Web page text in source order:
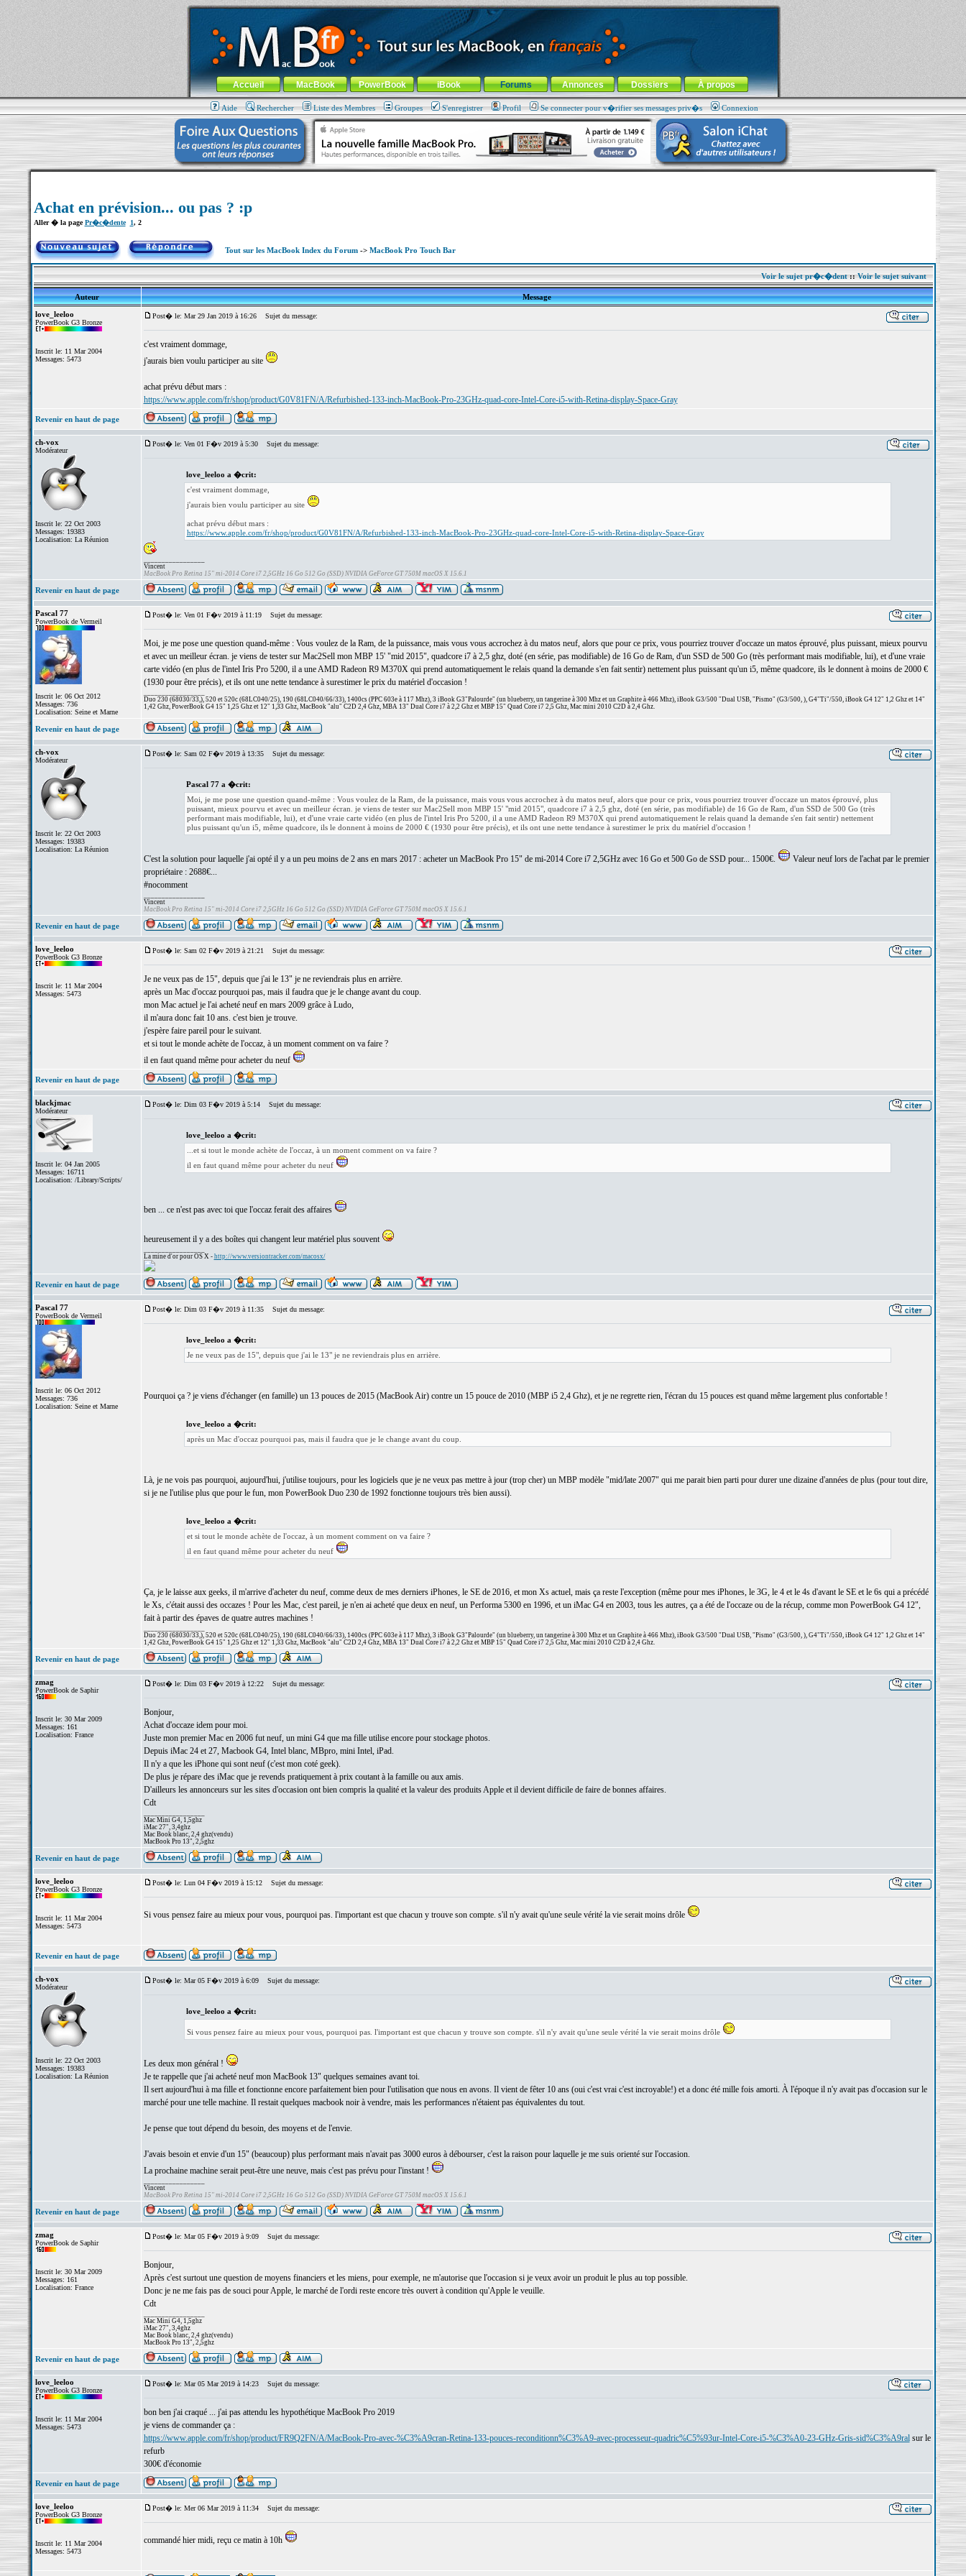
MacBook-fr.com : 100% Apple... 100% nomade !
Aller au contenu-Aller au menu général-Aller au menu de la rubrique
Menu général
Accueil MacBook PowerBook iBook Forums Annonces Dossiers À propos
Aide Rechercher Liste des Membres Groupes S'enregistrer Profil Se connecter pour v�rifier ses messages priv�s Connexion
Achat en prévision... ou pas ? :p
Aller � la pagePr�c�dente 1, 2
Tout sur les MacBook Index du Forum-> MacBook Pro Touch Bar
Voir le sujet pr�c�dent::Voir le sujet suivant
Auteur
Message
love_leeloo
PowerBook G3 Bronze
Inscrit le: 11 Mar 2004
Messages: 5473
Post� le: Mar 29 Jan 2019 à 16:26 Sujet du message:
c'est vraiment dommage,
j'aurais bien voulu participer au site
achat prévu début mars :
https://www.apple.com/fr/shop/product/G0V81FN/A/Refurbished-133-inch-MacBook-Pro-23GHz-quad-core-Intel-Core-i5-with-Retina-display-Space-Gray
Revenir en haut de page
ch-vox
Modérateur
Inscrit le: 22 Oct 2003
Messages: 19383
Localisation: La Réunion
Post� le: Ven 01 F�v 2019 à 5:30 Sujet du message:
love_leeloo a �crit:
c'est vraiment dommage,
j'aurais bien voulu participer au site
achat prévu début mars :
https://www.apple.com/fr/shop/product/G0V81FN/A/Refurbished-133-inch-MacBook-Pro-23GHz-quad-core-Intel-Core-i5-with-Retina-display-Space-Gray
Vincent
MacBook Pro Retina 15" mi-2014 Core i7 2,5GHz 16 Go 512 Go (SSD) NVIDIA GeForce GT 750M macOS X 15.6.1
Revenir en haut de page
Pascal 77
PowerBook de Vermeil
Inscrit le: 06 Oct 2012
Messages: 736
Localisation: Seine et Marne
Post� le: Ven 01 F�v 2019 à 11:19 Sujet du message:
Moi, je me pose une question quand-même : Vous voulez de la Ram, de la puissance, mais vous vous accrochez à du matos neuf, alors que pour ce prix, vous pourriez trouver d'occaze un matos éprouvé, plus puissant, mieux pourvu
et avec un meilleur écran. je viens de tester sur Mac2Sell mon MBP 15' "mid 2015", quadcore i7 à 2,5 ghz, doté (en série, pas modifiable) de 16 Go de Ram, d'un SSD de 500 Go (très performant mais modifiable, lui), et d'une vraie
carte vidéo (en plus de l'intel Iris Pro 5200, il a une AMD Radeon R9 M370X qui prend automatiquement le relais quand la demande s'en fait sentir) nettement plus puissant qu'un i5, même quadcore, ils le donnent à moins de 2000 €
(1930 pour être précis), et ils ont une nette tendance à surestimer le prix du matériel d'occasion !
Duo 230 (68030/33,), 520 et 520c (68LC040/25), 190 (68LC040/66/33), 1400cs (PPC 603e à 117 Mhz), 3 iBook G3"Palourde" (un blueberry, un tangerine à 300 Mhz et un Graphite à 466 Mhz), iBook G3/500 "Dual USB, "Pismo" (G3/500, ), G4"Ti"/550, iBook G4 12" 1,2 Ghz et 14"
1,42 Ghz, PowerBook G4 15" 1,25 Ghz et 12" 1,33 Ghz, MacBook "alu" C2D 2,4 Ghz, MBA 13" Dual Core i7 à 2,2 Ghz et MBP 15" Quad Core i7 2,5 Ghz, Mac mini 2010 C2D à 2,4 Ghz.
Revenir en haut de page
ch-vox
Modérateur
Inscrit le: 22 Oct 2003
Messages: 19383
Localisation: La Réunion
Post� le: Sam 02 F�v 2019 à 13:35 Sujet du message:
Pascal 77 a �crit:
Moi, je me pose une question quand-même : Vous voulez de la Ram, de la puissance, mais vous vous accrochez à du matos neuf, alors que pour ce prix, vous pourriez trouver d'occaze un matos éprouvé, plus
puissant, mieux pourvu et avec un meilleur écran. je viens de tester sur Mac2Sell mon MBP 15' "mid 2015", quadcore i7 à 2,5 ghz, doté (en série, pas modifiable) de 16 Go de Ram, d'un SSD de 500 Go (très
performant mais modifiable, lui), et d'une vraie carte vidéo (en plus de l'intel Iris Pro 5200, il a une AMD Radeon R9 M370X qui prend automatiquement le relais quand la demande s'en fait sentir) nettement
plus puissant qu'un i5, même quadcore, ils le donnent à moins de 2000 € (1930 pour être précis), et ils ont une nette tendance à surestimer le prix du matériel d'occasion !
C'est la solution pour laquelle j'ai opté il y a un peu moins de 2 ans en mars 2017 : acheter un MacBook Pro 15" de mi-2014 Core i7 2,5GHz avec 16 Go et 500 Go de SSD pour... 1500€.
Valeur neuf lors de l'achat par le premier
propriétaire : 2688€...
#nocomment
Vincent
MacBook Pro Retina 15" mi-2014 Core i7 2,5GHz 16 Go 512 Go (SSD) NVIDIA GeForce GT 750M macOS X 15.6.1
Revenir en haut de page
love_leeloo
PowerBook G3 Bronze
Inscrit le: 11 Mar 2004
Messages: 5473
Post� le: Sam 02 F�v 2019 à 21:21 Sujet du message:
Je ne veux pas de 15", depuis que j'ai le 13" je ne reviendrais plus en arrière.
après un Mac d'occaz pourquoi pas, mais il faudra que je le change avant du coup.
mon Mac actuel je l'ai acheté neuf en mars 2009 grâce à Ludo,
il m'aura donc fait 10 ans. c'est bien je trouve.
j'espère faire pareil pour le suivant.
et si tout le monde achète de l'occaz, à un moment comment on va faire ?
il en faut quand même pour acheter du neuf
Revenir en haut de page
blackjmac
Modérateur
Inscrit le: 04 Jan 2005
Messages: 16711
Localisation: /Library/Scripts/
Post� le: Dim 03 F�v 2019 à 5:14 Sujet du message:
love_leeloo a �crit:
...et si tout le monde achète de l'occaz, à un moment comment on va faire ?
il en faut quand même pour acheter du neuf
ben ... ce n'est pas avec toi que l'occaz ferait des affaires
heureusement il y a des boîtes qui changent leur matériel plus souvent
La mine d'or pour OS X - http://www.versiontracker.com/macosx/
Revenir en haut de page
Pascal 77
PowerBook de Vermeil
Inscrit le: 06 Oct 2012
Messages: 736
Localisation: Seine et Marne
Post� le: Dim 03 F�v 2019 à 11:35 Sujet du message:
love_leeloo a �crit:
Je ne veux pas de 15", depuis que j'ai le 13" je ne reviendrais plus en arrière.
Pourquoi ça ? je viens d'échanger (en famille) un 13 pouces de 2015 (MacBook Air) contre un 15 pouce de 2010 (MBP i5 2,4 Ghz), et je ne regrette rien, l'écran du 15 pouces est quand même largement plus confortable !
love_leeloo a �crit:
après un Mac d'occaz pourquoi pas, mais il faudra que je le change avant du coup.
Là, je ne vois pas pourquoi, aujourd'hui, j'utilise toujours, pour les logiciels que je ne veux pas mettre à jour (trop cher) un MBP modèle "mid/late 2007" qui me parait bien parti pour durer une dizaine d'années de plus (pour tout dire,
si je ne l'utilise plus que pour le fun, mon PowerBook Duo 230 de 1992 fonctionne toujours très bien aussi).
love_leeloo a �crit:
et si tout le monde achète de l'occaz, à un moment comment on va faire ?
il en faut quand même pour acheter du neuf
Ça, je le laisse aux geeks, il m'arrive d'acheter du neuf, comme deux de mes derniers iPhones, le SE de 2016, et mon Xs actuel, mais ça reste l'exception (même pour mes iPhones, le 3G, le 4 et le 4s d'avant le SE et le 6s qui a précédé
le Xs, c'était aussi des occazes ! Pour les Mac, c'est pareil, je n'en ai acheté que deux en neuf, un Performa 5300 en 1996, et un iMac G4 en 2003, tous les autres, ça a été de l'occaze ou de la récup, comme mon PowerBook G4 12",
fait à partir des épaves de quatre autres machines !
Duo 230 (68030/33,), 520 et 520c (68LC040/25), 190 (68LC040/66/33), 1400cs (PPC 603e à 117 Mhz), 3 iBook G3"Palourde" (un blueberry, un tangerine à 300 Mhz et un Graphite à 466 Mhz), iBook G3/500 "Dual USB, "Pismo" (G3/500, ), G4"Ti"/550, iBook G4 12" 1,2 Ghz et 14"
1,42 Ghz, PowerBook G4 15" 1,25 Ghz et 12" 1,33 Ghz, MacBook "alu" C2D 2,4 Ghz, MBA 13" Dual Core i7 à 2,2 Ghz et MBP 15" Quad Core i7 2,5 Ghz, Mac mini 2010 C2D à 2,4 Ghz.
Revenir en haut de page
zmag
PowerBook de Saphir
Inscrit le: 30 Mar 2009
Messages: 161
Localisation: France
Post� le: Dim 03 F�v 2019 à 12:22 Sujet du message:
Bonjour,
Achat d'occaze idem pour moi.
Juste mon premier Mac en 2006 fut neuf, un mini G4 que ma fille utilise encore pour stockage photos.
Depuis iMac 24 et 27, Macbook G4, Intel blanc, MBpro, mini Intel, iPad.
Il n'y a que les iPhone qui sont neuf (c'est mon coté geek).
De plus je répare des iMac que je revends pratiquement à prix coutant à la famille ou aux amis.
D'ailleurs les annonceurs sur les sites d'occasion ont bien compris la qualité et la valeur des produits Apple et il devient difficile de faire de bonnes affaires.
Cdt
Mac Mini G4, 1,5ghz
iMac 27", 3,4ghz
Mac Book blanc, 2,4 ghz(vendu)
MacBook Pro 13", 2,5ghz
Revenir en haut de page
love_leeloo
PowerBook G3 Bronze
Inscrit le: 11 Mar 2004
Messages: 5473
Post� le: Lun 04 F�v 2019 à 15:12 Sujet du message:
Si vous pensez faire au mieux pour vous, pourquoi pas. l'important est que chacun y trouve son compte. s'il n'y avait qu'une seule vérité la vie serait moins drôle
Revenir en haut de page
ch-vox
Modérateur
Inscrit le: 22 Oct 2003
Messages: 19383
Localisation: La Réunion
Post� le: Mar 05 F�v 2019 à 6:09 Sujet du message:
love_leeloo a �crit:
Si vous pensez faire au mieux pour vous, pourquoi pas. l'important est que chacun y trouve son compte. s'il n'y avait qu'une seule vérité la vie serait moins drôle
Les deux mon général !
Je te rappelle que j'ai acheté neuf mon MacBook 13" quelques semaines avant toi.
Il sert aujourd'hui à ma fille et fonctionne encore parfaitement bien pour l'utilisation que nous en avons. Il vient de fêter 10 ans (oui c'est vrai c'est incroyable!) et a donc été mille fois amorti. À l'époque il n'y avait pas d'occasion sur le
marché pour une telle machine. Il restait quelques macbook noir à vendre, mais les performances n'étaient pas équivalentes du tout.
Je pense que tout dépend du besoin, des moyens et de l'envie.
J'avais besoin et envie d'un 15" (beaucoup) plus performant mais n'avait pas 3000 euros à débourser, c'est la raison pour laquelle je me suis orienté sur l'occasion.
La prochaine machine serait peut-être une neuve, mais c'est pas prévu pour l'instant !
Vincent
MacBook Pro Retina 15" mi-2014 Core i7 2,5GHz 16 Go 512 Go (SSD) NVIDIA GeForce GT 750M macOS X 15.6.1
Revenir en haut de page
zmag
PowerBook de Saphir
Inscrit le: 30 Mar 2009
Messages: 161
Localisation: France
Post� le: Mar 05 F�v 2019 à 9:09 Sujet du message:
Bonjour,
Après c'est surtout une question de moyens financiers et les miens, pour exemple, ne m'autorise que l'occasion si je veux avoir un produit le plus au top possible.
Donc je ne me fais pas de souci pour Apple, le marché de l'ordi reste encore très ouvert à condition qu'Apple le veuille.
Cdt
Mac Mini G4, 1,5ghz
iMac 27", 3,4ghz
Mac Book blanc, 2,4 ghz(vendu)
MacBook Pro 13", 2,5ghz
Revenir en haut de page
love_leeloo
PowerBook G3 Bronze
Inscrit le: 11 Mar 2004
Messages: 5473
Post� le: Mar 05 Mar 2019 à 14:23 Sujet du message:
bon ben j'ai craqué ... j'ai pas attendu les hypothétique MacBook Pro 2019
je viens de commander ça :
https://www.apple.com/fr/shop/product/FR9Q2FN/A/MacBook-Pro-avec-%C3%A9cran-Retina-133-pouces-reconditionn%C3%A9-avec-processeur-quadric%C5%93ur-Intel-Core-i5-%C3%A0-23-GHz-Gris-sid%C3%A9ralsur le
refurb
300€ d'économie
Revenir en haut de page
love_leeloo
PowerBook G3 Bronze
Inscrit le: 11 Mar 2004
Messages: 5473
Post� le: Mer 06 Mar 2019 à 11:34 Sujet du message:
commandé hier midi, reçu ce matin à 10h